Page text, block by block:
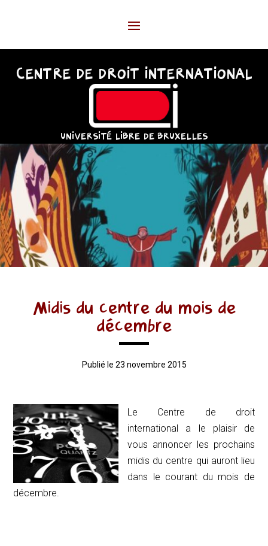
CENTRE DE DROIT INTERNATIONAL
UNIVERSITÉ LIBRE DE BRUXELLES
Midis du centre du mois de
décembre
Publié le 23 novembre 2015
Le Centre de droit
international a le plaisir de
vous annoncer les prochains
midis du centre qui auront lieu
dans le courant du mois de
décembre.